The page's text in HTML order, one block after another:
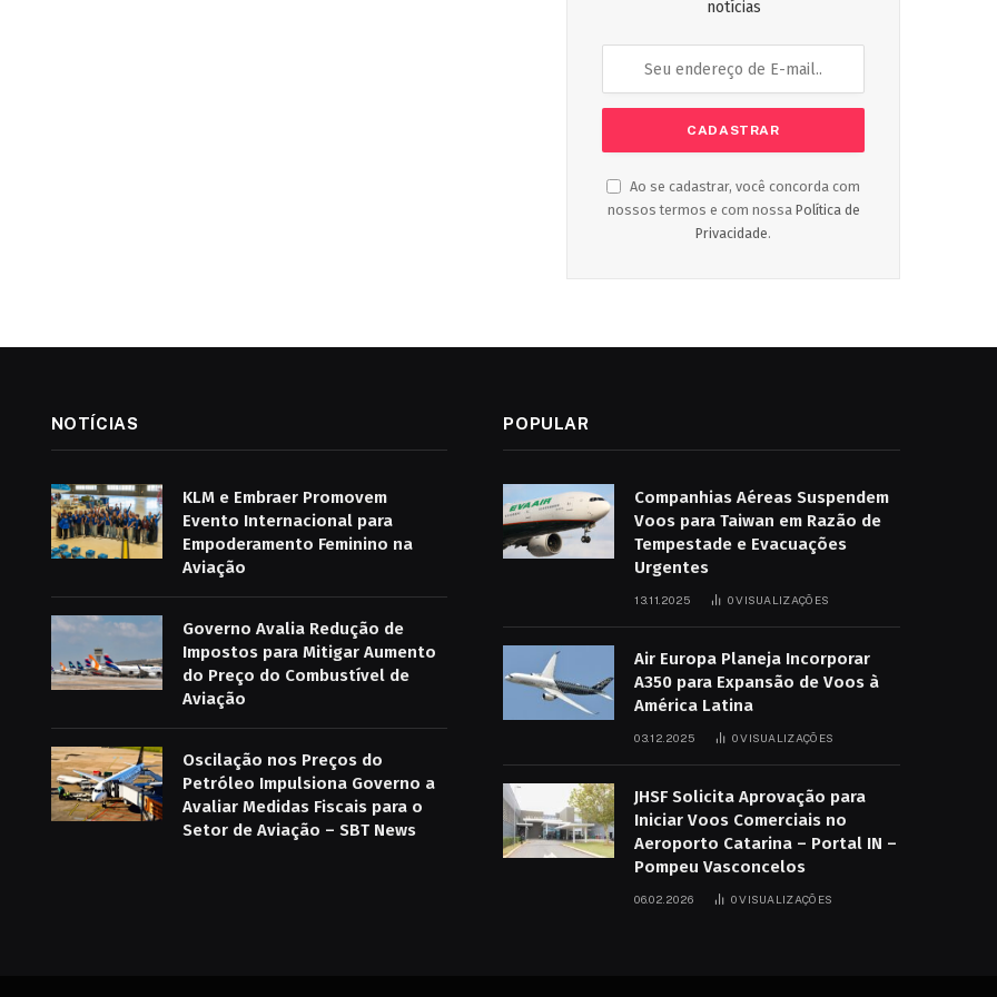
notícias
Ao se cadastrar, você concorda com
nossos termos e com nossa Política de
Privacidade.
NOTÍCIAS
KLM e Embraer Promovem
Evento Internacional para
Empoderamento Feminino na
Aviação
Governo Avalia Redução de
Impostos para Mitigar Aumento
do Preço do Combustível de
Aviação
Oscilação nos Preços do
Petróleo Impulsiona Governo a
Avaliar Medidas Fiscais para o
Setor de Aviação – SBT News
POPULAR
Companhias Aéreas Suspendem
Voos para Taiwan em Razão de
Tempestade e Evacuações
Urgentes
13.11.2025 0VISUALIZAÇÕES
Air Europa Planeja Incorporar
A350 para Expansão de Voos à
América Latina
03.12.2025 0VISUALIZAÇÕES
JHSF Solicita Aprovação para
Iniciar Voos Comerciais no
Aeroporto Catarina – Portal IN –
Pompeu Vasconcelos
06.02.2026 0VISUALIZAÇÕES